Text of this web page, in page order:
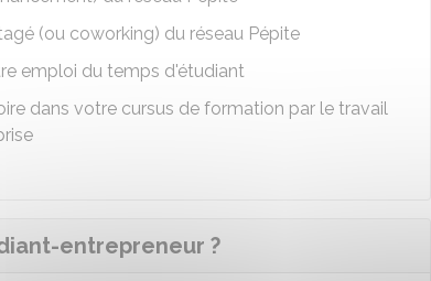
(ou coworking) du réseau Pépite
emploi du temps d'étudiant
dans votre cursus de formation par le travail
entrepreneur ?